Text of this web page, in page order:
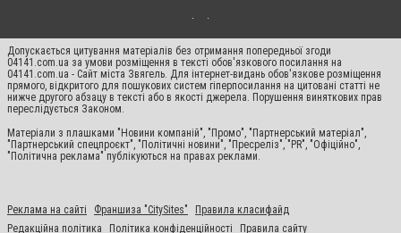
Допускається цитування матеріалів без отримання попередньої згоди
04141.com.ua за умови розміщення в тексті обов'язкового посилання на
04141.com.ua - Сайт міста Звягель. Для інтернет-видань обов'язкове розміщення
прямого, відкритого для пошукових систем гіперпосилання на цитовані статті не
нижче другого абзацу в тексті або в якості джерела. Порушення виняткових прав
переслідується Законом.
Матеріали з плашками "Новини компаній", "Промо", "Партнерський матеріал",
"Партнерський спецпроєкт", "Політичні новини", "Пресреліз", "PR", "Офіційно",
"Політична реклама" публікуються на правах реклами.
Реклама на сайті Франшиза "CitySites"
Правила класифайд
Редакційна політика
Політика конфіденційності Правила сайту